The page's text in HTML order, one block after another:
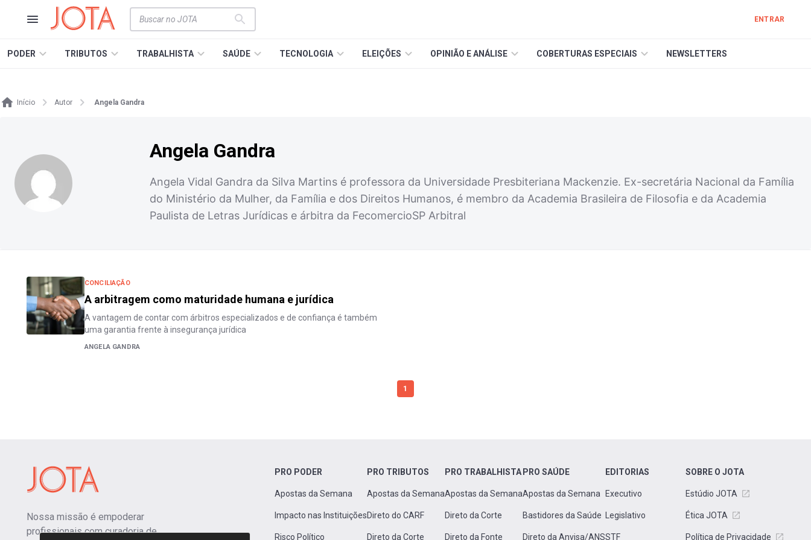
ENTRAR
PODER TRIBUTOS TRABALHISTA SAÚDE TECNOLOGIA ELEIÇÕES OPINIÃO E ANÁLISE COBERTURAS ESPECIAIS NEWSLETTERS
Início Autor Angela Gandra
Angela Gandra
Angela Vidal Gandra da Silva Martins é professora da Universidade Presbiteriana Mackenzie. Ex-secretária Nacional da Família
do Ministério da Mulher, da Família e dos Direitos Humanos, é membro da Academia Brasileira de Filosofia e da Academia
Paulista de Letras Jurídicas e árbitra da FecomercioSP Arbitral
CONCILIAÇÃO
A arbitragem como maturidade humana e jurídica
A vantagem de contar com árbitros especializados e de confiança é também
uma garantia frente à insegurança jurídica
ANGELA GANDRA
1
Nossa missão é empoderar
profissionais com curadoria de
PRO PODER
Apostas da Semana
Impacto nas Instituições
Risco Político
PRO TRIBUTOS
Apostas da Semana
Direto do CARF
Direto da Corte
PRO TRABALHISTA
Apostas da Semana
Direto da Corte
Direto da Fonte
PRO SAÚDE
Apostas da Semana
Bastidores da Saúde
Direto da Anvisa/ANS
EDITORIAS
Executivo
Legislativo
STF
SOBRE O JOTA
Estúdio JOTA
Ética JOTA
Política de Privacidade